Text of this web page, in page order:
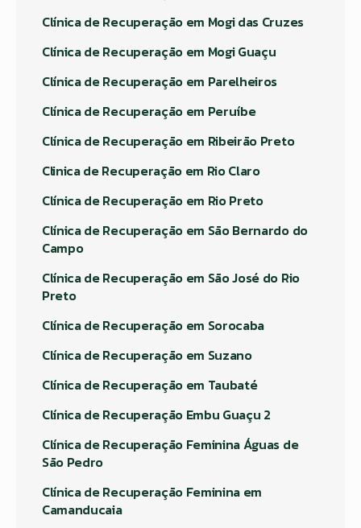
Clínica de Recuperação em Mogi das Cruzes
Clínica de Recuperação em Mogi Guaçu
Clínica de Recuperação em Parelheiros
Clínica de Recuperação em Peruíbe
Clínica de Recuperação em Ribeirão Preto
Clinica de Recuperação em Rio Claro
Clínica de Recuperação em Rio Preto
Clínica de Recuperação em São Bernardo do
Campo
Clínica de Recuperação em São José do Rio
Preto
Clínica de Recuperação em Sorocaba
Clínica de Recuperação em Suzano
Clínica de Recuperação em Taubaté
Clínica de Recuperação Embu Guaçu 2
Clínica de Recuperação Feminina Águas de
São Pedro
Clínica de Recuperação Feminina em
Camanducaia